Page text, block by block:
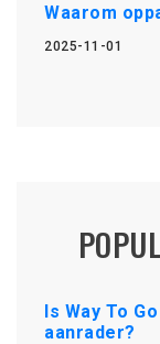
Waarom
2025-11-01
Is Way To
aanrader?